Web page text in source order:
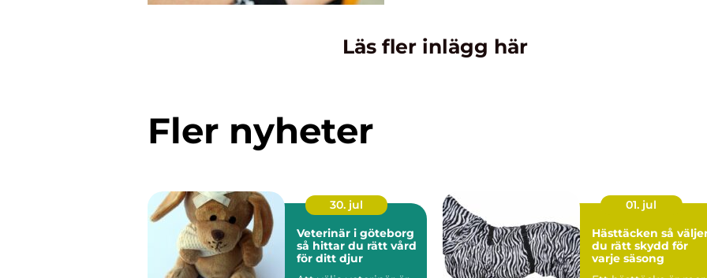
Läs fler inlägg här
Fler nyheter
30. jul
Veterinär i göteborg
så hittar du rätt vård
för ditt djur
01. jul
Hästtäcken så väljer
du rätt skydd för
varje säsong